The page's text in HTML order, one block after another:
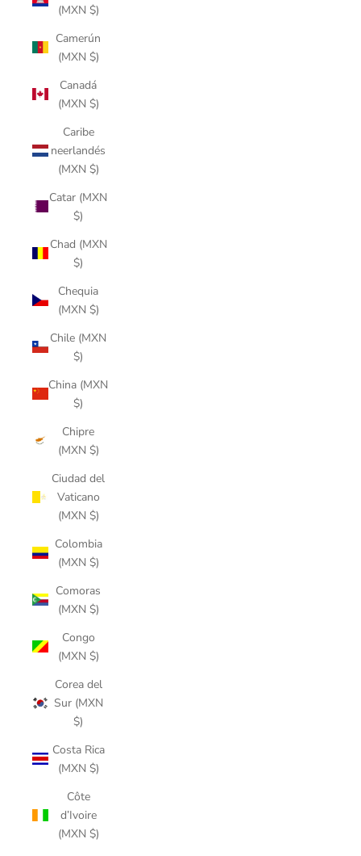
(MXN $)
Camerún
(MXN $)
Canadá
(MXN $)
Caribe
neerlandés
(MXN $)
Catar (MXN
$)
Chad (MXN
$)
Chequia
(MXN $)
Chile (MXN
$)
China (MXN
$)
Chipre
(MXN $)
Ciudad del
Vaticano
(MXN $)
Colombia
(MXN $)
Comoras
(MXN $)
Congo
(MXN $)
Corea del
Sur (MXN
$)
Costa Rica
(MXN $)
Côte
d’Ivoire
(MXN $)